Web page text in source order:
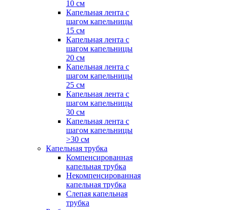
10 см
Капельная лента с
шагом капельницы
15 см
Капельная лента с
шагом капельницы
20 см
Капельная лента с
шагом капельницы
25 см
Капельная лента с
шагом капельницы
30 см
Капельная лента с
шагом капельницы
>30 см
Капельная трубка
Компенсированная
капельная трубка
Некомпенсированная
капельная трубка
Слепая капельная
трубка